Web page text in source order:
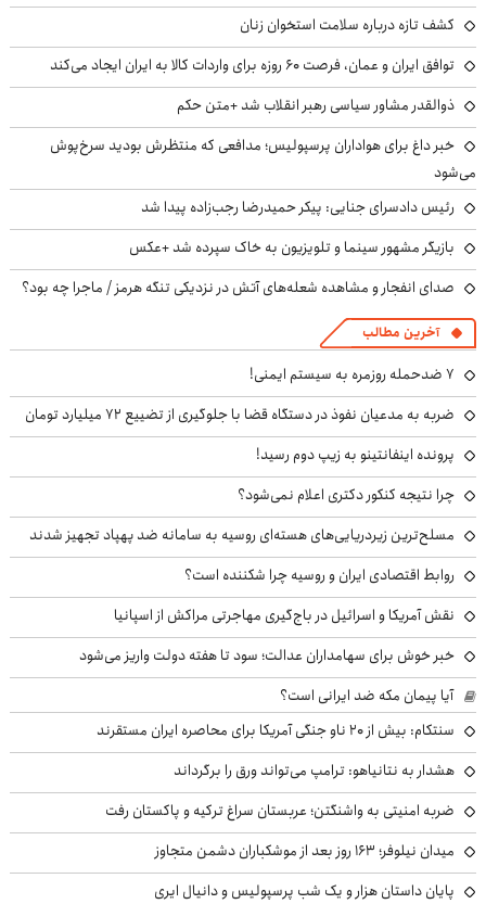
کشف تازه درباره سلامت استخوان زنان
توافق ایران و عمان، فرصت ۶۰ روزه برای واردات کالا به ایران ایجاد می‌کند
ذوالقدر مشاور سیاسی رهبر انقلاب شد +متن حکم
خبر داغ برای هواداران پرسپولیس؛ مدافعی که منتظرش بودید سرخ‌پوش
می‌شود
رئیس دادسرای جنایی: پیکر حمیدرضا رجب‌زاده پیدا شد
بازیگر مشهور سینما و تلویزیون به خاک سپرده شد +عکس
صدای انفجار و مشاهده شعله‌های آتش در نزدیکی تنگه هرمز / ماجرا چه بود؟
آخرین مطالب
۷ ضدحمله روزمره به سیستم ایمنی!
ضربه به مدعیان نفوذ در دستگاه قضا با جلوگیری از تضییع ۷۲ میلیارد تومان
پرونده اینفانتینو به زیپ دوم رسید!
چرا نتیجه کنکور دکتری اعلام نمی‌شود؟
مسلح‌ترین زیردریایی‌های هسته‌ای روسیه به سامانه ضد پهپاد تجهیز شدند
روابط اقتصادی ایران و روسیه چرا شکننده است؟
نقش آمریکا و اسرائیل در باج‌گیری مهاجرتی مراکش از اسپانیا
خبر خوش برای سهامداران عدالت؛ سود تا هفته دولت واریز می‌شود
آیا پیمان مکه ضد ایرانی است؟
سنتکام: بیش از ۲۰ ناو جنگی آمریکا برای محاصره ایران مستقرند
هشدار به نتانیاهو: ترامپ می‌تواند ورق را برگرداند
ضربه امنیتی به واشنگتن؛ عربستان سراغ ترکیه و پاکستان رفت
میدان نیلوفر؛ ۱۶۳ روز بعد از موشکباران دشمن متجاوز
پایان داستان هزار و یک شب پرسپولیس و دانیال ایری